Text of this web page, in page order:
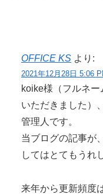
OFFICE KS より:
2021年12月28日 5:06
koike様（フルネ
いただきました）
管理人です。
当ブログの記事が
してはとてもうれ
来年から更新頻度